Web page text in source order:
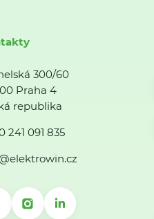
300/60
Praha 4
republika
241 091 835